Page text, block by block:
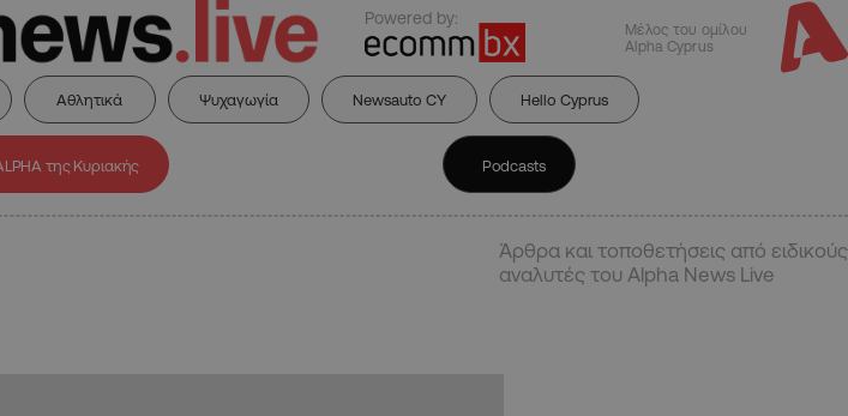
Powered by:
Μέλος του ομίλου
Alpha Cyprus
Αθλητικά Ψυχαγωγία Newsauto CY Hello Cyprus
της Κυριακής Podcasts
Άρθρα και τοποθετήσεις από ειδικούς
αναλυτές του Alpha News Live